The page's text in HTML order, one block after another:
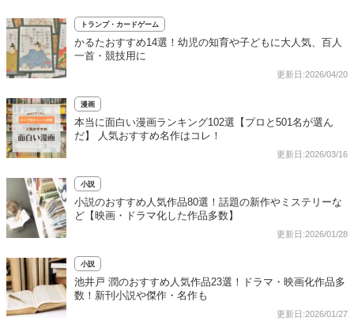
トランプ・カードゲーム
かるたおすすめ14選！幼児の知育や子どもに大人気、百人
一首・競技用に
更新日:2026/04/20
漫画
本当に面白い漫画ランキング102選【プロと501名が選ん
だ】 人気おすすめ名作はコレ！
更新日:2026/03/16
小説
小説のおすすめ人気作品80選！話題の新作やミステリーな
ど【映画・ドラマ化した作品多数】
更新日:2026/01/28
小説
池井戸 潤のおすすめ人気作品23選！ドラマ・映画化作品多
数！新刊小説や傑作・名作も
更新日:2026/01/27